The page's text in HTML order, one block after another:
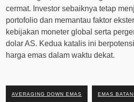
cermat. Investor sebaiknya tetap
portofolio dan memantau faktor
kebijakan moneter global serta
dolar AS. Kedua katalis ini
harga emas dalam waktu dekat.
AVERAGING DOWN EMAS EMAS